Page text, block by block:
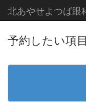
北あやせよつば
予約したい項